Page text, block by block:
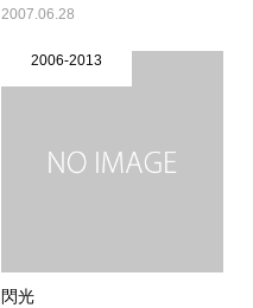
2007.06.28
2006-2013
閃光